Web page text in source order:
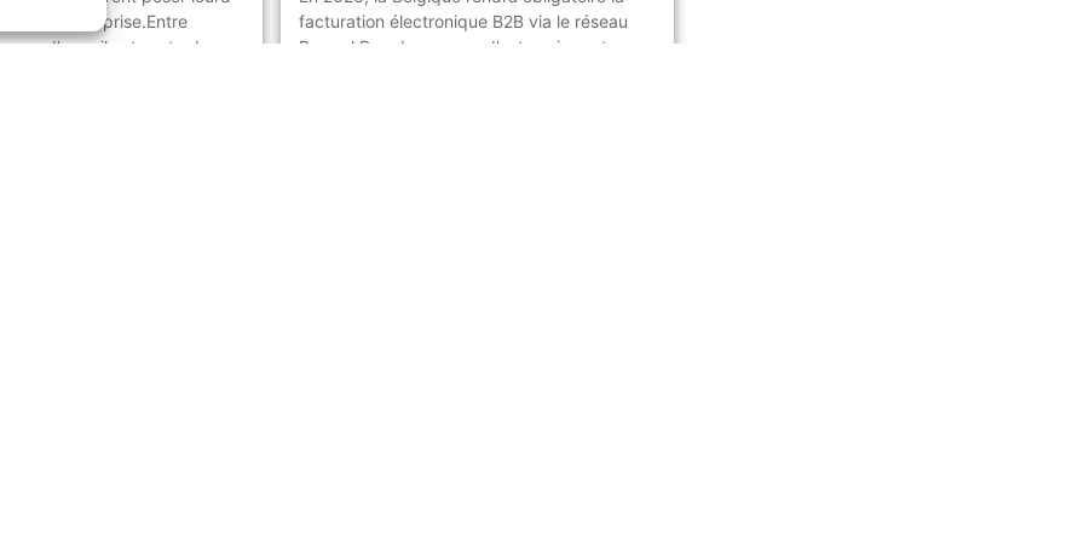
d’une entreprise.Entre
d’e-mails et perte de
facturation électronique B2B via le réseau
Peppol.Pour beaucoup d’entreprises et